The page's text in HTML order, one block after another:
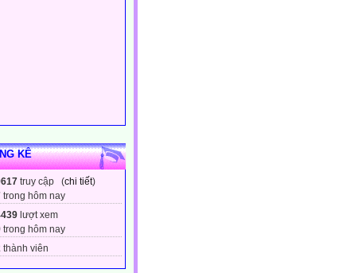
KÊ
truy cập (chi tiết)
trong hôm nay
lượt xem
trong hôm nay
thành viên